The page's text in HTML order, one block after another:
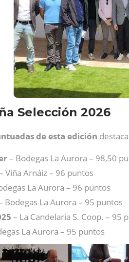
Selección 2026
de esta edición
– Bodegas La Aurora – 98,50
Viña Arnáiz – 96 puntos
La Aurora – 96 puntos
Bodegas La Aurora – 95 puntos
– La Candelaria S. Coop. – 95
La Aurora – 95 puntos